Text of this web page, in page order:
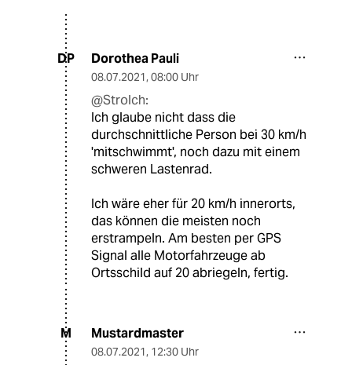
DP Dorothea Pauli
08.07.2021, 08:00 Uhr
@Strolch:
Ich glaube nicht dass die
durchschnittliche Person bei 30 km/h
'mitschwimmt', noch dazu mit einem
schweren Lastenrad.
Ich wäre eher für 20 km/h innerorts,
das können die meisten noch
erstrampeln. Am besten per GPS
Signal alle Motorfahrzeuge ab
Ortsschild auf 20 abriegeln, fertig.
M Mustardmaster
08.07.2021, 12:30 Uhr